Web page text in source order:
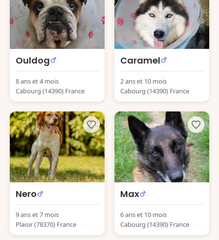
Ouldog
8 ans et 4 mois
Cabourg (14390) France
Caramel
2 ans et 10 mois
Cabourg (14390) France
Nero
9 ans et 7 mois
Plaisir (78370) France
Max
6 ans et 10 mois
Cabourg (14390) France